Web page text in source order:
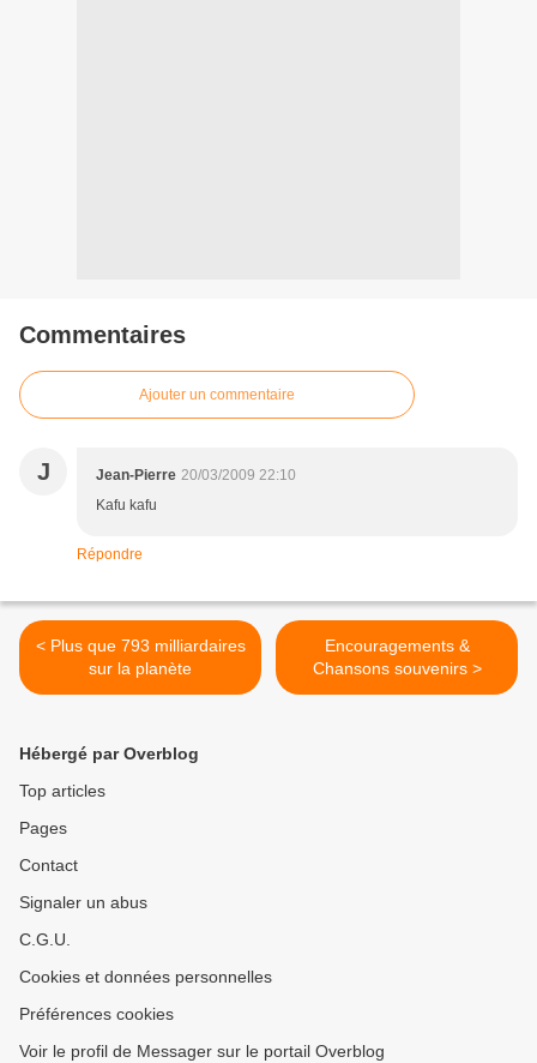
Commentaires
Ajouter un commentaire
J Jean-Pierre 20/03/2009 22:10
Kafu kafu
Répondre
< Plus que 793 milliardaires
sur la planète
Encouragements &
Chansons souvenirs >
Hébergé par Overblog
Top articles
Pages
Contact
Signaler un abus
C.G.U.
Cookies et données personnelles
Préférences cookies
Voir le profil de Messager sur le portail Overblog